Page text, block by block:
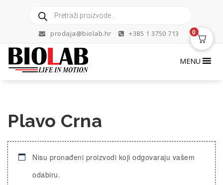
search
prodaja@biolab.hr +385 1 3750 713
MENU
Plavo Crna
Nisu pronađeni proizvodi koji odgovaraju vašem
odabiru.
0